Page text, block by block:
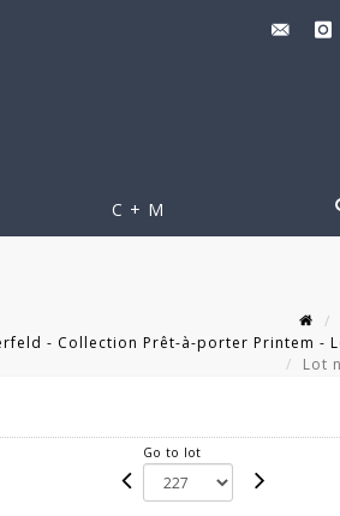
C + M
- Collection Prêt-à-porter Printem -
Lot
Go to lot